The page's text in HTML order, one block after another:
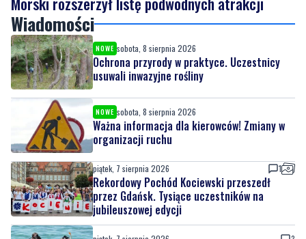
Ochrona przyrody w praktyce. Uczestnicy
usuwali inwazyjne rośliny
NOWE sobota, 8 sierpnia 2026
Ważna informacja dla kierowców! Zmiany w
piątek, 7 sierpnia 2026
Rekordowy Pochód Kociewski przeszedł
przez Gdańsk. Tysiące uczestników na
jubileuszowej edycji
piątek, 7 sierpnia 2026
Więcej wraków dostępnych dla nurków. Urząd
Morski rozszerzył listę podwodnych atrakcji